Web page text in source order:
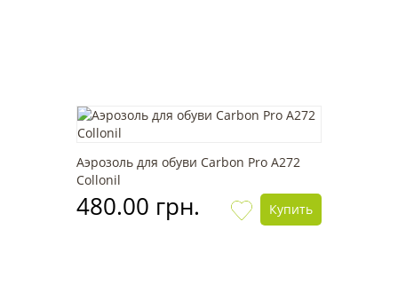
Аэрозоль для обуви Carbon Pro А272
Collonil
480.00 грн. Купить